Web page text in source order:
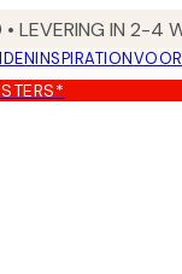
LEVERING IN 2-4
INSPIRATION